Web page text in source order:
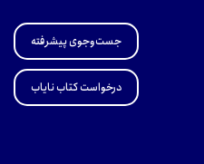
جست‌وجوی پیشرفته
درخواست کتاب نایاب